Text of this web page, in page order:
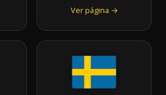
Ver página →